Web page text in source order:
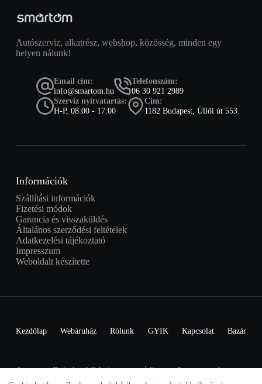
Autószerviz, alkatrész, webshop, közösség, minden egy
helyen nálunk!
Email cím:
info@smartom.hu
Telefonszám:
06 30 921 2989
Szerviz nyitvatartás:
H-P, 08:00 - 17:00
Cím:
1182 Budapest, Üllői út 553.
Információk
Szállítási információk
Fizetési módok
Garancia és visszaküldés
Általános szerződési feltételek
Adatkezelési tájékoztató
Impresszum
Weboldalt készítette
Kezdőlap Webáruház Rólunk GYIK Kapcsolat Bazár
A smart a Daimler AG bejegyzett védjegye. A smartom.hu nem